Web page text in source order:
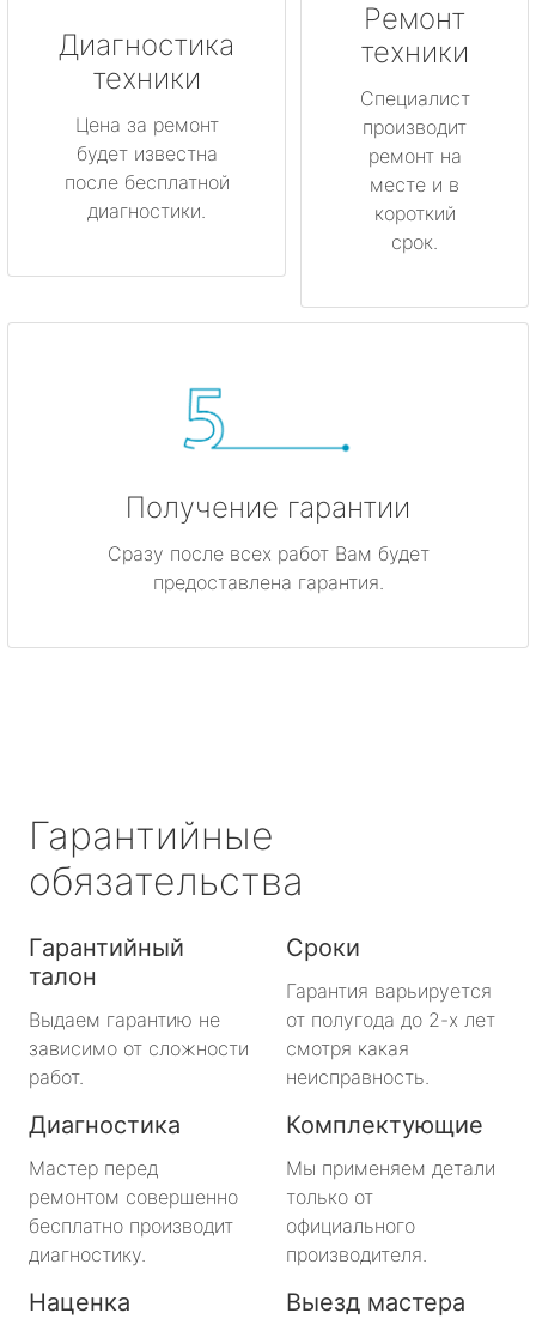
Диагностика
техники
Цена за ремонт
будет известна
после бесплатной
диагностики.
Ремонт
техники
Специалист
производит
ремонт на
месте и в
короткий
срок.
Получение гарантии
Сразу после всех работ Вам будет
предоставлена гарантия.
Гарантийные
обязательства
Гарантийный
талон
Выдаем гарантию не
зависимо от сложности
работ.
Сроки
Гарантия варьируется
от полугода до 2-х лет
смотря какая
неисправность.
Диагностика
Мастер перед
ремонтом совершенно
бесплатно производит
диагностику.
Комплектующие
Мы применяем детали
только от
официального
производителя.
Наценка Выезд мастера